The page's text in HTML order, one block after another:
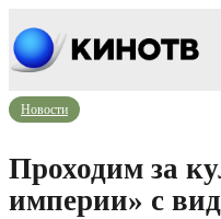
Новости
Проходим за
империи» с